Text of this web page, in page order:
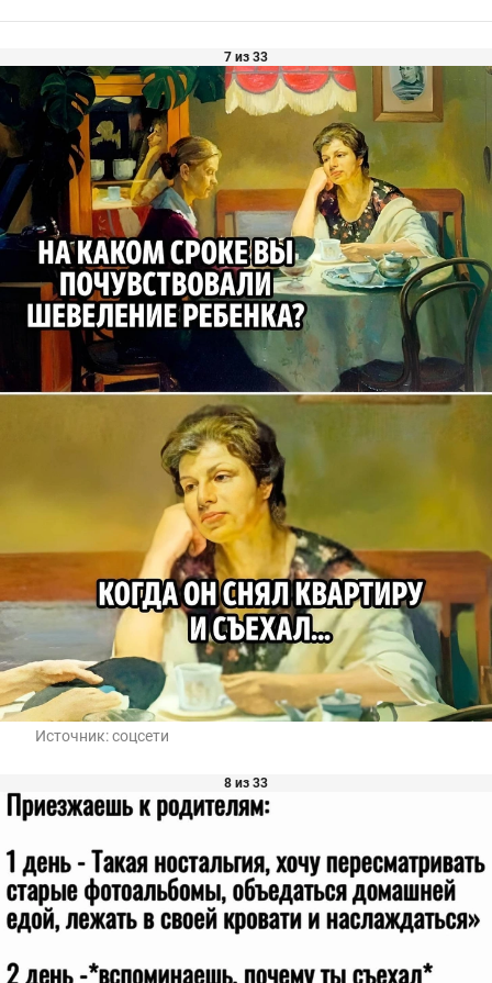
7 из 33
Источник:соцсети
8 из 33